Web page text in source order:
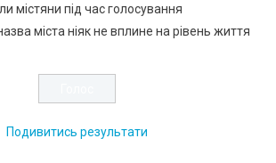
містяни під час голосування
міста ніяк не вплине на рівень життя
Подивитись результати